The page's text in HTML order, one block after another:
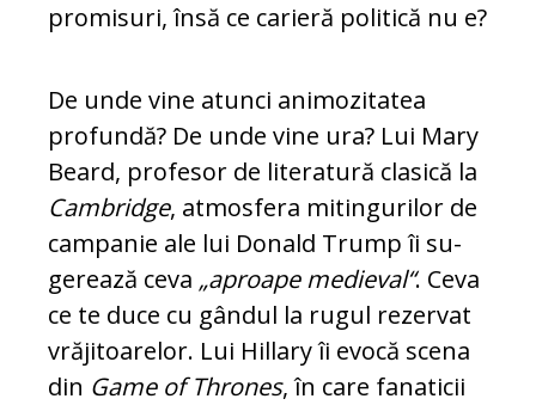
pro­misuri, însă ce carieră politică nu e?
De unde vine atunci ani­mo­zi­ta­tea
profundă? De unde vine ura? Lui Mary
Beard, profesor de literatură clasică la
Cam­bridge, atmosfera mitingurilor de
campanie ale lui Donald Trump îi su­
gerează ceva „aproape medieval“. Ceva
ce te duce cu gândul la rugul rezervat
vră­ji­toarelor. Lui Hillary îi evocă scena
din Game of Thrones, în care fanaticii